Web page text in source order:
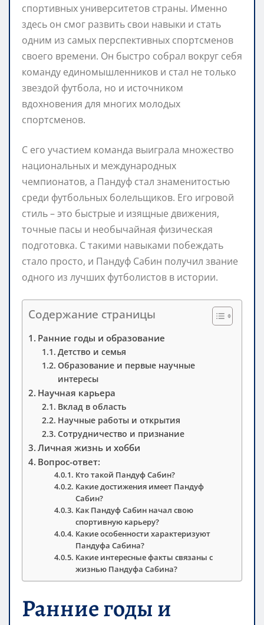
спортивных университетов страны. Именно
здесь он смог развить свои навыки и стать
одним из самых перспективных спортсменов
своего времени. Он быстро собрал вокруг себя
команду единомышленников и стал не только
звездой футбола, но и источником
вдохновения для многих молодых
спортсменов.
С его участием команда выиграла множество
национальных и международных
чемпионатов, а Пандуф стал знаменитостью
среди футбольных болельщиков. Его игровой
стиль – это быстрые и изящные движения,
точные пасы и необычайная физическая
подготовка. С такими навыками побеждать
стало просто, и Пандуф Сабин получил звание
одного из лучших футболистов в истории.
Содержание страницы
Ранние годы и образование
Детство и семья
Образование и первые научные
интересы
Научная карьера
Вклад в область
Научные работы и открытия
Сотрудничество и признание
Личная жизнь и хобби
Вопрос-ответ:
Кто такой Пандуф Сабин?
Какие достижения имеет Пандуф
Сабин?
Как Пандуф Сабин начал свою
спортивную карьеру?
Какие особенности характеризуют
Пандуфа Сабина?
Какие интересные факты связаны с
жизнью Пандуфа Сабина?
Ранние годы и